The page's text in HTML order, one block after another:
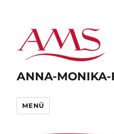
ANNA-MONIKA-
MENÜ